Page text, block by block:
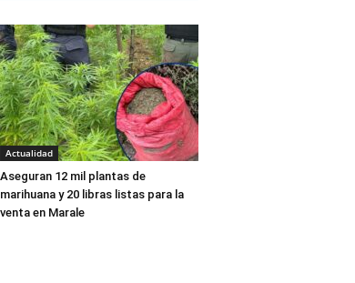
Actualidad
Aseguran 12 mil plantas de
marihuana y 20 libras listas para la
venta en Marale